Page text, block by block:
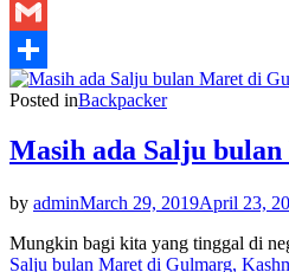
X
Gmail
Share
Posted inBackpacker
Masih ada Salju
by adminMarch 29, 2019April 23,
Mungkin bagi kita yang tinggal di
Salju bulan Maret di Gulmarg,